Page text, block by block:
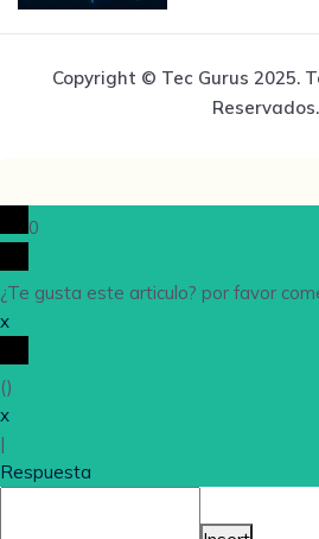
Copyright © Tec Gurus 2025.
Reservados.
0
¿Te gusta este articulo? por favor
x
()
x
|
Respuesta